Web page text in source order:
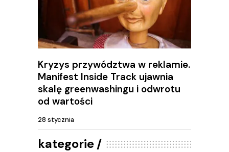
Kryzys przywództwa w reklamie.
Manifest Inside Track ujawnia
skalę greenwashingu i odwrotu
od wartości
28 stycznia
kategorie